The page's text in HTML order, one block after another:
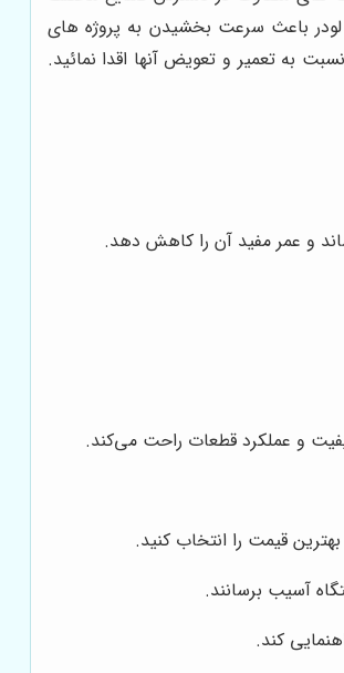
لودر باعث سرعت بخشیدن به پروژه های
به تعمیر و تعویض آنها اقدا نمائید.
و عمر مفید آن را کاهش دهد.
و عملکرد قطعات راحت می‌کند.
قیمت را انتخاب کنید.
آسیب برسانند.
کند.